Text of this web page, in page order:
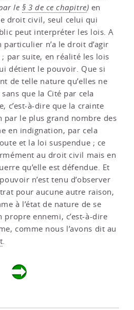
le § 3 de ce chapitre) en
droit civil, seul celui qui
peut interpréter les lois. A
particulier n’a le droit d’agir
par suite, en réalité les lois
détient le pouvoir. Que si
de telle nature qu’elles ne
que la Cité par cela
c’est-à-dire que la crainte
par le plus grand nombre des
en indignation, par cela
et la loi suspendue ; ce
au droit civil mais en
qu’elle est défendue. Et
n’est tenu d’observer
pour aucune autre raison,
à l’état de nature de se
propre ennemi, c’est-à-dire
comme nous l’avons dit au
.